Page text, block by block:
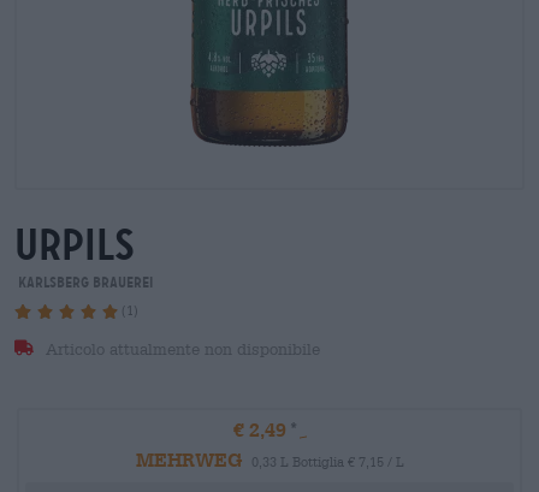
urpils
Karlsberg Brauerei
(1)
Articolo attualmente non disponibile
€ 2,49
MEHRWEG
0,33 L Bottiglia € 7,15 / L